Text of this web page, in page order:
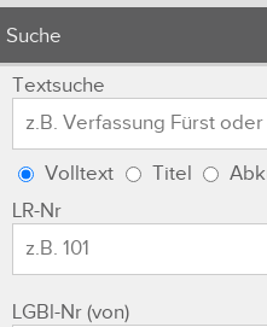
Suche
Textsuche
Volltext Titel
LR-Nr
LGBl-Nr (von)